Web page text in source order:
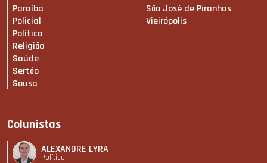
Paraíba
Policial
Política
Religião
Saúde
Sertão
Sousa
São José de Piranhas
Vieirópolis
Colunistas
ALEXANDRE LYRA
Política